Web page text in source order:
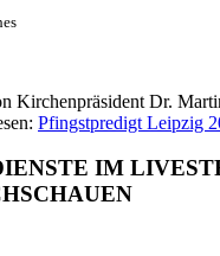
Kirchenpräsident Dr.
Pfingstpredigt Leipzig
IM